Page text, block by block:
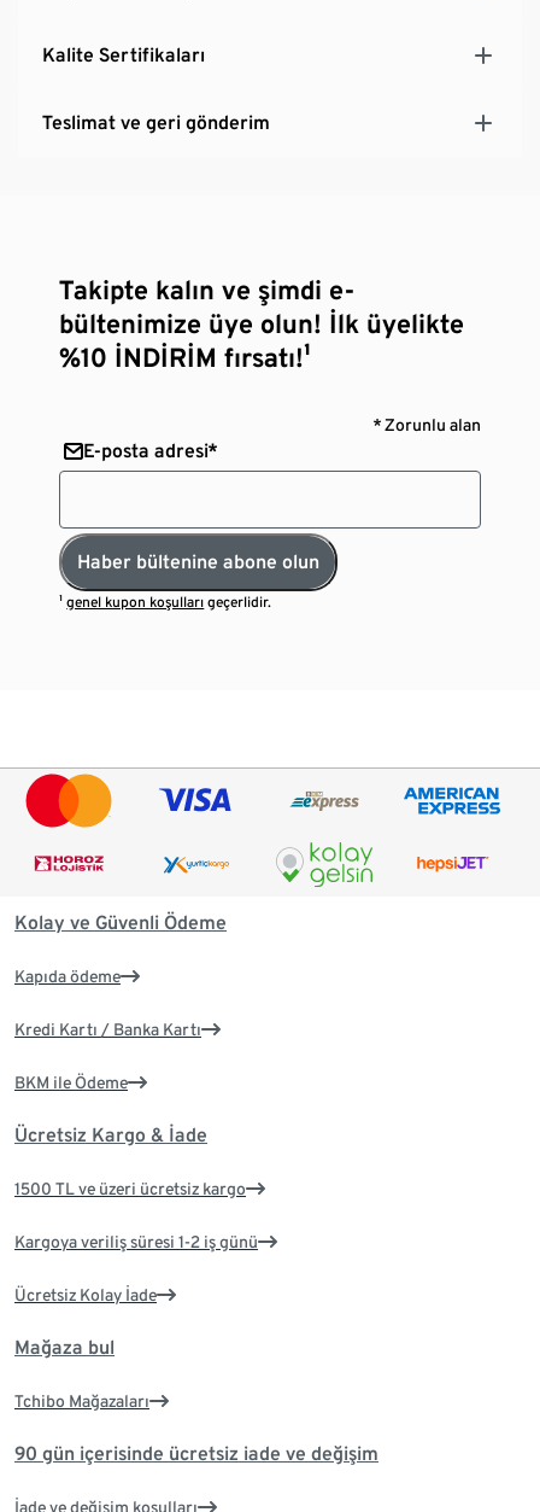
Kalite Sertifikaları
Teslimat ve geri gönderim
Takipte kalın ve şimdi e-
bültenimize üye olun! İlk üyelikte
%10 İNDİRİM fırsatı!¹
* Zorunlu alan
E-posta adresi*
Haber bültenine abone olun
¹genel kupon koşulları geçerlidir.
Kolay ve Güvenli Ödeme
Kapıda ödeme
Kredi Kartı / Banka Kartı
BKM ile Ödeme
Ücretsiz Kargo & İade
1500 TL ve üzeri ücretsiz kargo
Kargoya veriliş süresi 1-2 iş günü
Ücretsiz Kolay İade
Mağaza bul
Tchibo Mağazaları
90 gün içerisinde ücretsiz iade ve değişim
İade ve değişim koşulları